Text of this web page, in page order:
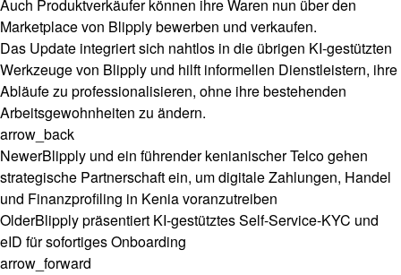
Auch Produktverkäufer können ihre Waren nun über den
Marketplace von Blipply bewerben und verkaufen.
Das Update integriert sich nahtlos in die übrigen KI-gestützten
Werkzeuge von Blipply und hilft informellen Dienstleistern, ihre
Abläufe zu professionalisieren, ohne ihre bestehenden
Arbeitsgewohnheiten zu ändern.
arrow_back
NewerBlipply und ein führender kenianischer Telco gehen
strategische Partnerschaft ein, um digitale Zahlungen, Handel
und Finanzprofiling in Kenia voranzutreiben
OlderBlipply präsentiert KI-gestütztes Self-Service-KYC und
eID für sofortiges Onboarding
arrow_forward